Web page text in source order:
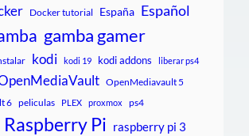
Docker tutorial España Español
gamba gamer
kodi kodi 19 kodi addons liberar ps4
OpenMediavault 5
6 peliculas PLEX proxmox ps4
Raspberry Pi raspberry pi 3